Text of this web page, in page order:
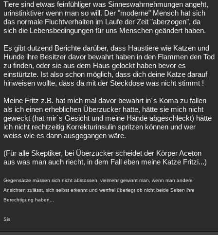
Tiere sind etwas feinfühliger was Sinneswahrnehmungen angeht,
urinstinktiver wenn man so will. Der "moderne" Mensch hat sich
das normale Fluchtverhalten im Laufe der Zeit "aberzogen", da
sich die Lebensbedingungen für uns Menschen geändert haben.
Es gibt dutzend Berichte darüber, dass Haustiere wie Katzen und
Hunde ihre Besitzer davor bewahrt haben in den Flammen den Tod
zu finden, oder sie aus dem Haus gelockt haben bevor es
einstürtzte. Ist also schon möglich, dass dich deine Katze darauf
hinweisen wollte, dass da mit der Steckdose was nicht stimmt !
Meine Fritz z.B. hat mich mal davor bewahrt in´s Koma zu fallen
als ich einen erheblichen Überzucker hatte, hätte sie mich nicht
geweckt (hat mir´s Gesicht und meine Hände abgeschleckt) hätte
ich nicht rechtzeitig Korrekturinsulin spritzen können und wer
weiss wie es dann ausgegangen wäre.
(Für alle Skeptiker, bei Überzucker scheidet der Körper Aceton
aus was man auch riecht, in dem Fall eben meine Katze Fritzi...)
Gegensätze müssen sich nicht abstossen, vielmehr gewinnt man, wenn man andere
Ansichten zulässt, sich selbst erkennt und wertfrei überlegt ob nicht beide Seiten ihre
Berechtigung haben...
Sis